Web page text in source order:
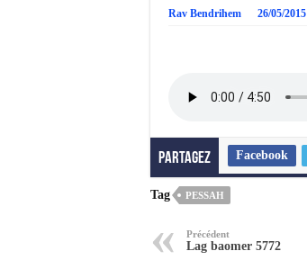
Rav Bendrihem 26/05/2015
Partagez Facebook
Tag PESSAH
Précédent
Lag baomer 5772